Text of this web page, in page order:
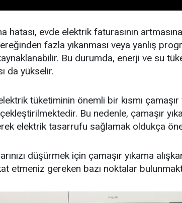
hatası, evde elektrik faturasının
fazla yıkanması veya yanlış
Bu durumda, enerji ve su
da yükselir.
tüketiminin önemli bir kısmı çamaşır
Bu nedenle, çamaşır
elektrik tasarrufu sağlamak oldukça
düşürmek için çamaşır yıkama
etmeniz gereken bazı noktalar